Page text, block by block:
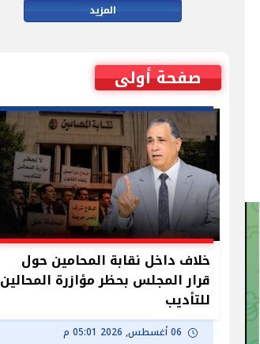
المزيد
صفحة أولى
خلاف داخل نقابة المحامين حول
قرار المجلس بحظر مؤازرة المحالين
للتأديب
06 أغسطس, 2026 05:01 م